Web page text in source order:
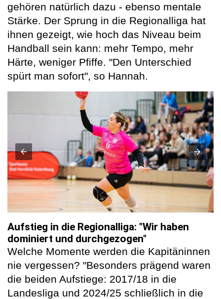
gehören natürlich dazu - ebenso mentale
Stärke. Der Sprung in die Regionalliga hat
ihnen gezeigt, wie hoch das Niveau beim
Handball sein kann: mehr Tempo, mehr
Härte, weniger Pfiffe. "Den Unterschied
spürt man sofort", so Hannah.
Aufstieg in die Regionalliga: "Wir haben
dominiert und durchgezogen"
Welche Momente werden die Kapitäninnen
nie vergessen? "Besonders prägend waren
die beiden Aufstiege: 2017/18 in die
Landesliga und 2024/25 schließlich in die